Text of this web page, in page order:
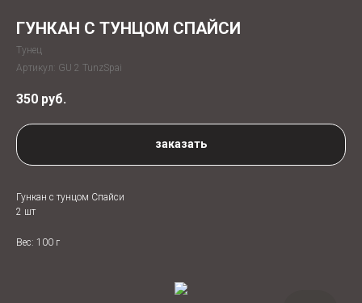
ГУНКАН С ТУНЦОМ СПАЙСИ
Тунец
Артикул: GU 2 TunzSpai
350 руб.
заказать
Гункан с тунцом Спайси
2 шт
Вес: 100 г